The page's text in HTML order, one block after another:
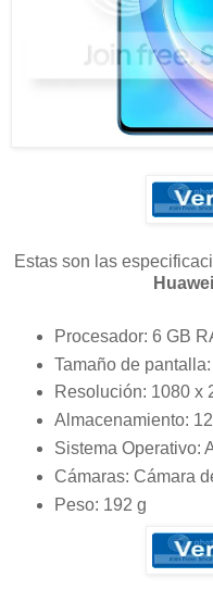
Estas son las
Procesador: 6 GB
Tamaño de
Resolución: 1080 x
Almacenamiento:
Sistema Operativo:
Cámaras: Cámara
Peso: 192 g